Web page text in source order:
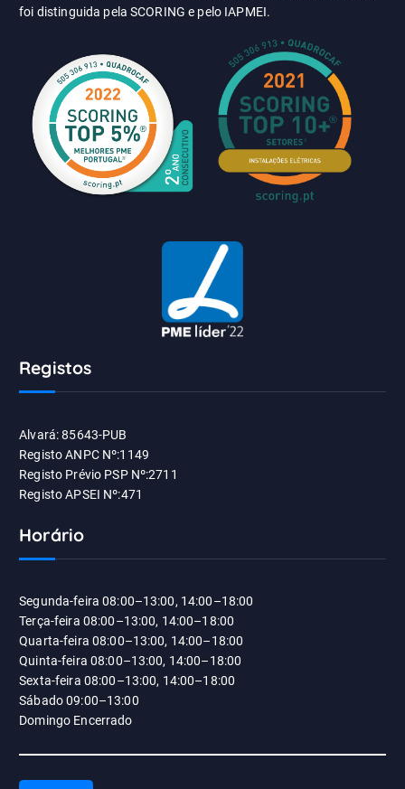
foi distinguida pela SCORING e pelo IAPMEI.
Registos
Alvará: 85643-PUB
Registo ANPC Nº:1149
Registo Prévio PSP Nº:2711
Registo APSEI Nº:471
Horário
Segunda-feira 08:00–13:00, 14:00–18:00
Terça-feira 08:00–13:00, 14:00–18:00
Quarta-feira 08:00–13:00, 14:00–18:00
Quinta-feira 08:00–13:00, 14:00–18:00
Sexta-feira 08:00–13:00, 14:00–18:00
Sábado 09:00–13:00
Domingo Encerrado